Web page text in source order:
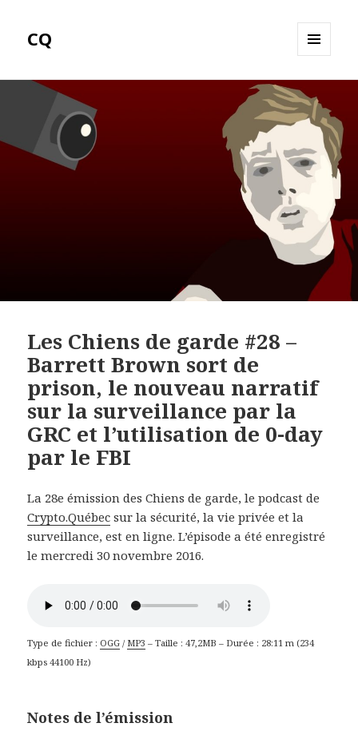
CQ
WIDGETS
Les Chiens de garde #28 –
Barrett Brown sort de
prison, le nouveau narratif
sur la surveillance par la
GRC et l’utilisation de 0-day
par le FBI
La 28e émission des Chiens de garde, le podcast de
Crypto.Québec sur la sécurité, la vie privée et la
surveillance, est en ligne. L’épisode a été enregistré
le mercredi 30 novembre 2016.
Type de fichier : OGG / MP3 – Taille : 47,2MB – Durée : 28:11 m (234
kbps 44100 Hz)
Notes de l’émission